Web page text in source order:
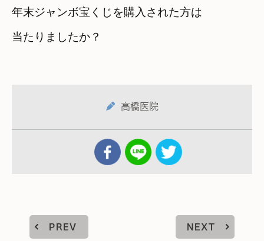
年末ジャンボ宝くじを購入された方は
当たりましたか？
高橋医院
PREV NEXT